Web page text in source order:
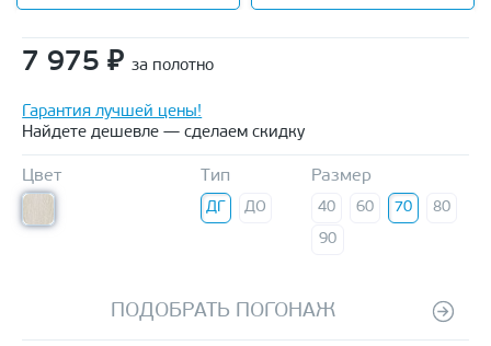
7 975 ₽ за полотно
Гарантия лучшей цены!
Найдете дешевле — сделаем скидку
Цвет Тип
ДГ ДО
Размер
40 60 70
80
90
ПОДОБРАТЬ ПОГОНАЖ